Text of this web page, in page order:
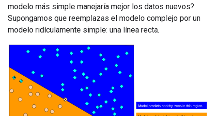
modelo más simple manejaría mejor los datos nuevos?
Supongamos que reemplazas el modelo complejo por un
modelo ridículamente simple: una línea recta.